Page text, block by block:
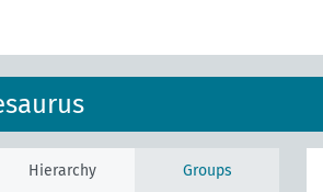
Hierarchy
Groups